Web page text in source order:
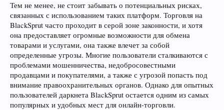
Тем не менее, не стоит забывать о потенциальных рисках,
связанных с использованием таких платформ. Торговля на
BlackSprut часто проходит в серой зоне законности, и хотя
она предоставляет огромные возможности для обмена
товарами и услугами, она также влечет за собой
определенные угрозы. Многие пользователи сталкиваются с
проблемами мошенничества, недобросовестными
продавцами и покупателями, а также с угрозой попасть под
внимание правоохранительных органов. Однако для опытных
пользователей даркнета BlackSprut остается одним из самых
популярных и удобных мест для онлайн-торговли.